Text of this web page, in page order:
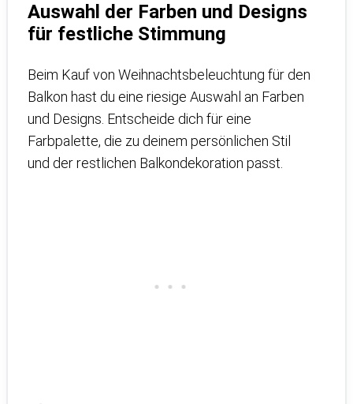
Auswahl der Farben und Designs
für festliche Stimmung
Beim Kauf von Weihnachtsbeleuchtung für den
Balkon hast du eine riesige Auswahl an Farben
und Designs. Entscheide dich für eine
Farbpalette, die zu deinem persönlichen Stil
und der restlichen Balkondekoration passt.